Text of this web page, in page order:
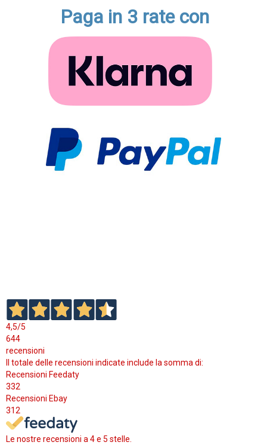
Paga in 3 rate con
4,5/5
644
recensioni
Il totale delle recensioni indicate include la somma di:
Recensioni Feedaty
332
Recensioni Ebay
312
Le nostre recensioni a 4 e 5 stelle.